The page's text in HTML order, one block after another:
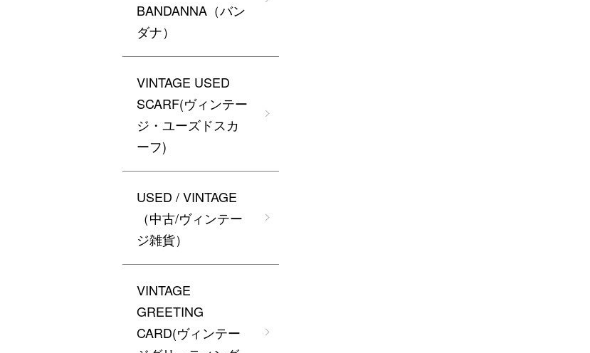
BANDANNA（バン
ダナ）
VINTAGE USED
SCARF(ヴィンテー
ジ・ユーズドスカ
ーフ)
USED / VINTAGE
（中古/ヴィンテー
ジ雑貨）
VINTAGE
GREETING
CARD(ヴィンテー